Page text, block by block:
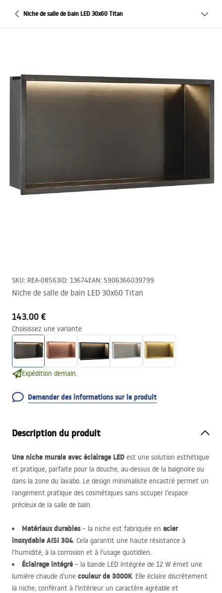
Niche de salle de bain LED 30x60 Titan
SKU: REA-08563ID: 13674EAN: 5906366039799
Niche de salle de bain LED 30x60 Titan
143.00 €
Choisissez une variante
Expédition demain.
Demander des informations sur le produit
Description du produit
Une niche murale avec éclairage LED est une solution esthétique
et pratique, parfaite pour la douche, au-dessus de la baignoire ou
dans la zone du lavabo. Le design minimaliste encastré permet un
rangement pratique des cosmétiques sans occuper l’espace
précieux de la salle de bain.
Matériaux durables– la niche est fabriquée en acier
inoxydable AISI 304. Cela garantit une haute résistance à
l’humidité, à la corrosion et à l’usage quotidien.
Éclairage intégré – la bande LED intégrée de 12 W émet une
lumière chaude d’une couleur de 3000K. Elle éclaire discrètement
la niche, conférant à l’intérieur un caractère agréable et